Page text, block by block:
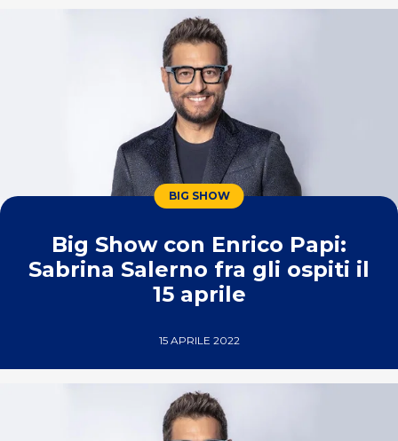
BIG SHOW
Big Show con Enrico Papi:
Sabrina Salerno fra gli ospiti il
15 aprile
15 APRILE 2022